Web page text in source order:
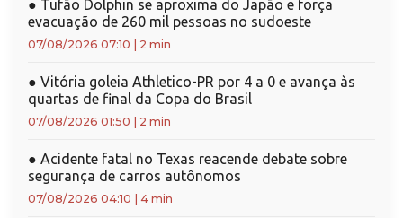
● Tufão Dolphin se aproxima do Japão e força
evacuação de 260 mil pessoas no sudoeste
07/08/2026 07:10 2 min
● Vitória goleia Athletico-PR por 4 a 0 e avança às
quartas de final da Copa do Brasil
07/08/2026 01:50 2 min
● Acidente fatal no Texas reacende debate sobre
segurança de carros autônomos
07/08/2026 04:10 4 min